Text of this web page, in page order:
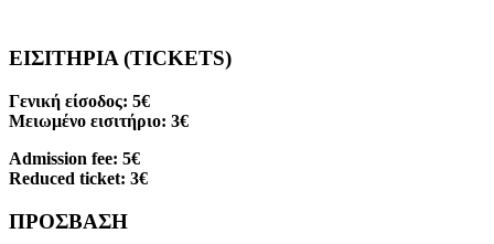
ΕΙΣΙΤΗΡΙΑ (TICKETS)
Γενική είσοδος: 5€
Μειωμένο εισιτήριο: 3€
Admission fee: 5€
Reduced ticket: 3€
ΠΡΟΣΒΑΣΗ